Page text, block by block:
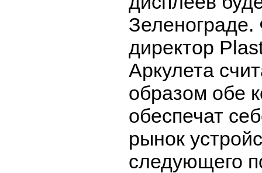
директор
Аркулета
образом обе
обеспечат
рынок
следующего